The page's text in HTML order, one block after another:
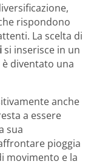
rispondono
La scelta di
si inserisce in un
diventato una
anche
a essere
sua
pioggia
movimento e la